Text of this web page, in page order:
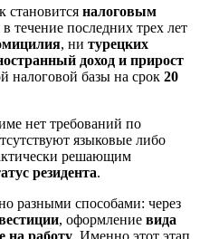
становится налоговым
течение последних трех лет
, ни турецких
доход и прирост
налоговой базы на срок 20
нет требований по
языковые либо
решающим
резидента.
разными способами: через
, оформление вида
на работу. Именно этот этап